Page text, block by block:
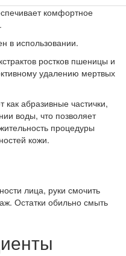
ком­фортное
в использовании.
ростков пшеницы и
удалению мертвых
абразив­ные частички,
воды, что позволяет
процедуры
кожи.
лица, руки смочить
Остатки обильно смыть